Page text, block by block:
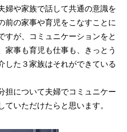
婦や家族で話して共通の意識を
前の家事や育児をこなすことに
すが、コミュニケーションをと
家事も育児も仕事も、きっとう
した３家族はそれができている
について夫婦でコミュニケー
ていただけたらと思います。